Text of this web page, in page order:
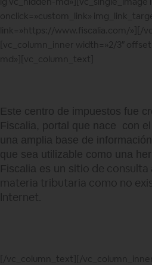
onclick=»custom_link»
link=»https://www.fiscalia.com/»][/
[vc_column_inner width=»2/3″
md»][vc_column_text]
Este centro de impuestos fue
Fiscalia, portal que nace con
una amplia base de
que sea utilizable como una
Fiscalia es un s itio de
materia tributaria como no
Internet.
[/vc_column_text][/